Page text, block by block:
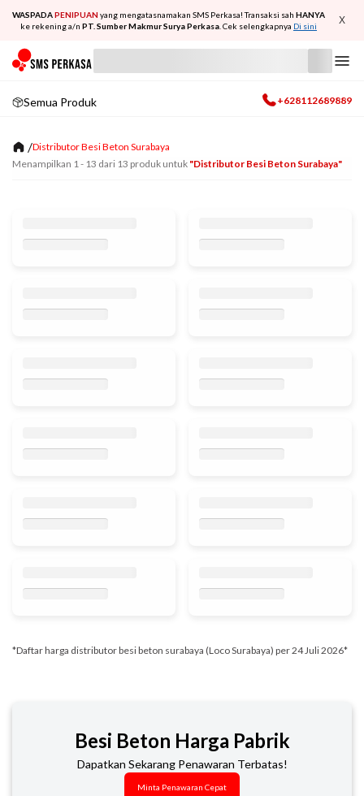
WASPADAPENIPUAN yang mengatasnamakan SMS Perkasa! Transaksi sah HANYA
ke rekening a/n PT. Sumber Makmur Surya Perkasa . Cek selengkapnya Di sini X
Semua Produk +628112689889
/Distributor Besi Beton Surabaya
Menampilkan 1- 13 dari 13 produk untuk "distributor Besi Beton Surabaya"
*Daftar harga distributor besi beton surabaya (Loco Surabaya) per 24 Juli 2026*
Besi Beton Harga Pabrik
Dapatkan Sekarang Penawaran Terbatas!
Minta Penawaran Cepat